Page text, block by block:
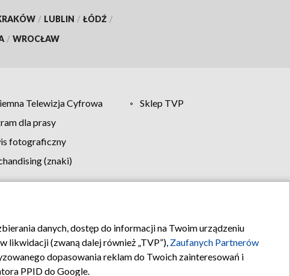
/ LUBLIN / ŁÓDŹ /
/ WROCŁAW
Telewizja Cyfrowa
Sklep TVP
dla prasy
fotograficzny
(znaki)
reklamy Kontakt
danych, dostęp do informacji na Twoim urządzeniu
likwidacji (zwaną dalej również „TVP”), Zaufanych Partnerów
dopasowania reklam do Twoich zainteresowań i
PPID do Google.